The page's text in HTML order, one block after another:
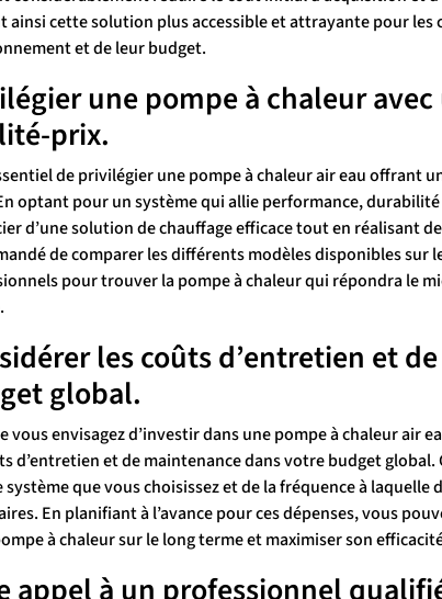
ainsi cette solution plus accessible et attrayante pour les
et de leur budget.
une pompe à chaleur
prix.
de privilégier une pompe à chaleur air eau offrant
optant pour un système qui allie performance,
d’une solution de chauffage efficace tout en réalisant
de comparer les différents modèles disponibles sur
pour trouver la pompe à chaleur qui répondra le
les coûts d’entretien et
global.
vous envisagez d’investir dans une pompe à chaleur air
d’entretien et de maintenance dans votre budget
système que vous choisissez et de la fréquence à
En planifiant à l’avance pour ces dépenses, vous
à chaleur sur le long terme et maximiser son
appel à un professionnel